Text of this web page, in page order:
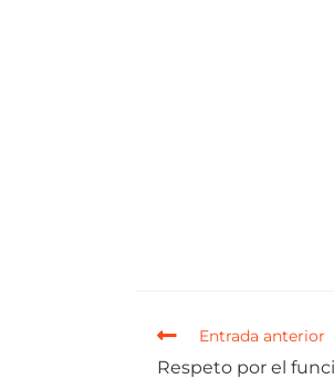
Entrada anterior
Respeto por el